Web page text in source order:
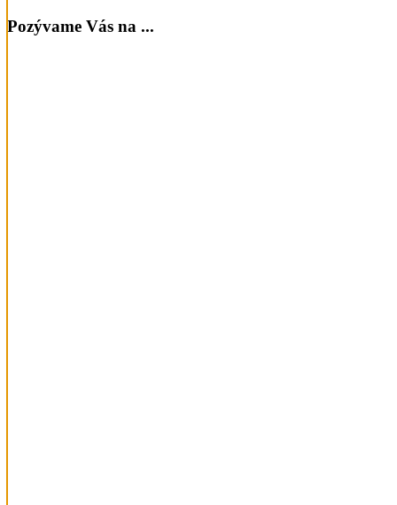
Pozývame Vás na ...